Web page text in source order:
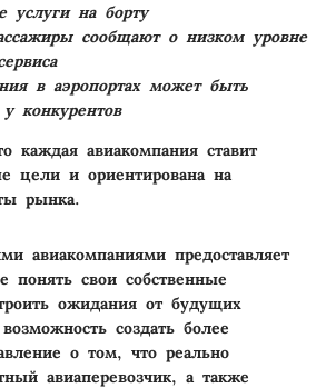
услуги на борту
сообщают о низком уровне
в аэропортах может быть
конкурентов
каждая авиакомпания ставит
цели и ориентирована на
рынка.
авиакомпаниями предоставляет
понять свои собственные
ожидания от будущих
создать более
о том, что реально
авиаперевозчик, а также